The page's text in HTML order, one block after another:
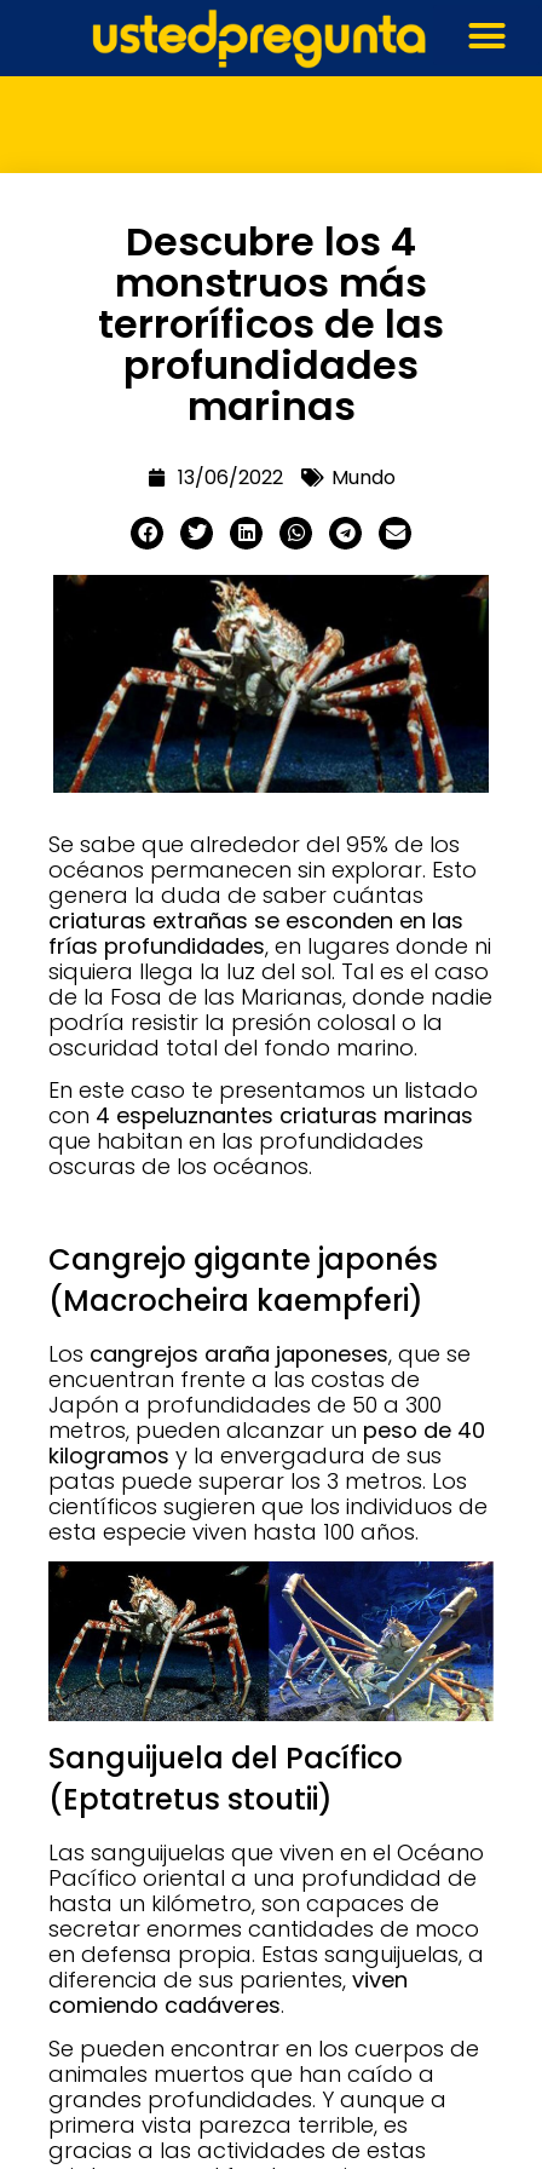
Descubre los 4
monstruos más
terroríficos de las
profundidades
marinas
13/06/2022 Mundo
Se sabe que alrededor del 95% de los
océanos permanecen sin explorar. Esto
genera la duda de saber cuántas
criaturas extrañas se esconden en las
frías profundidades, en lugares donde ni
siquiera llega la luz del sol. Tal es el caso
de la Fosa de las Marianas, donde nadie
podría resistir la presión colosal o la
oscuridad total del fondo marino.
En este caso te presentamos un listado
con 4 espeluznantes criaturas marinas
que habitan en las profundidades
oscuras de los océanos.
Cangrejo gigante japonés
(Macrocheira kaempferi)
Los cangrejos araña japoneses, que se
encuentran frente a las costas de
Japón a profundidades de 50 a 300
metros, pueden alcanzar un peso de 40
kilogramos y la envergadura de sus
patas puede superar los 3 metros. Los
científicos sugieren que los individuos de
esta especie viven hasta 100 años.
Sanguijuela del Pacífico
(Eptatretus stoutii)
Las sanguijuelas que viven en el Océano
Pacífico oriental a una profundidad de
hasta un kilómetro, son capaces de
secretar enormes cantidades de moco
en defensa propia. Estas sanguijuelas, a
diferencia de sus parientes, viven
comiendo cadáveres.
Se pueden encontrar en los cuerpos de
animales muertos que han caído a
grandes profundidades. Y aunque a
primera vista parezca terrible, es
gracias a las actividades de estas